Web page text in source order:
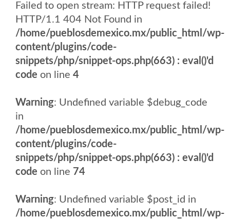
Failed to open stream: HTTP request failed!
HTTP/1.1 404 Not Found in
/home/pueblosdemexico.mx/public_html/wp-
content/plugins/code-
snippets/php/snippet-ops.php(663) : eval()'d
code on line 4
Warning: Undefined variable $debug_code
in
/home/pueblosdemexico.mx/public_html/wp-
content/plugins/code-
snippets/php/snippet-ops.php(663) : eval()'d
code on line 74
Warning: Undefined variable $post_id in
/home/pueblosdemexico.mx/public_html/wp-